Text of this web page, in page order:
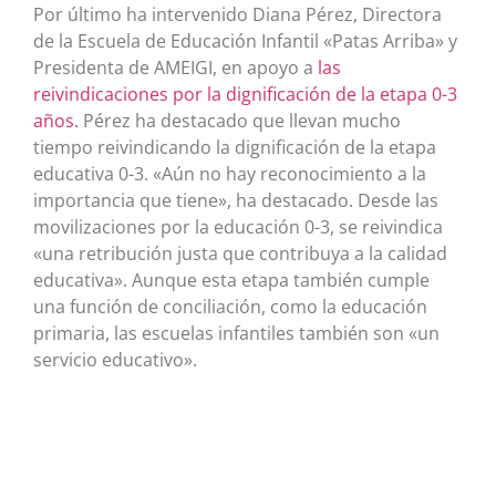
Por último ha intervenido Diana Pérez, Directora
de la Escuela de Educación Infantil «Patas Arriba» y
Presidenta de AMEIGI, en apoyo a las
reivindicaciones por la dignificación de la etapa 0-3
años. Pérez ha destacado que llevan mucho
tiempo reivindicando la dignificación de la etapa
educativa 0-3. «Aún no hay reconocimiento a la
importancia que tiene», ha destacado. Desde las
movilizaciones por la educación 0-3, se reivindica
«una retribución justa que contribuya a la calidad
educativa». Aunque esta etapa también cumple
una función de conciliación, como la educación
primaria, las escuelas infantiles también son «un
servicio educativo».